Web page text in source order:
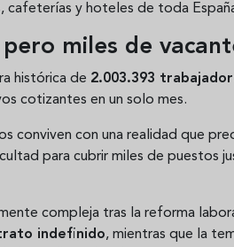
cafeterías y hoteles de toda
miles de
histórica de 2.003.393
cotizantes en un solo mes.
conviven con una realidad que
para cubrir miles de puestos
compleja tras la reforma
indefinido, mientras que la